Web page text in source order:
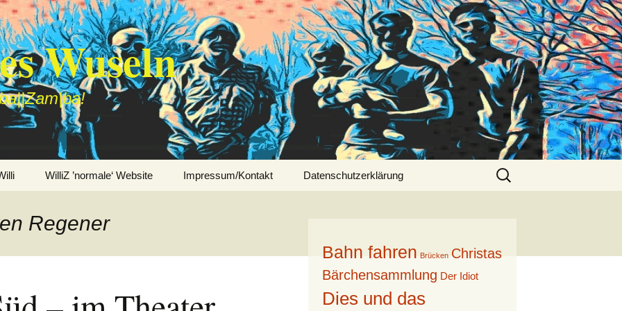
Wuseln
WilliZ ’normale‘ Website Impressum/Kontakt Datenschutzerklärung
Suche
nach:
Regener
Bahn fahren Brücken Christas
Bärchensammlung Der Idiot
Dies und das